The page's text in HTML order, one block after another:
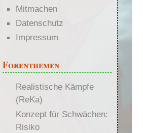
Mitmachen
Datenschutz
Impressum
Forenthemen
Realistische Kämpfe
(ReKa)
Konzept für Schwächen:
Risiko